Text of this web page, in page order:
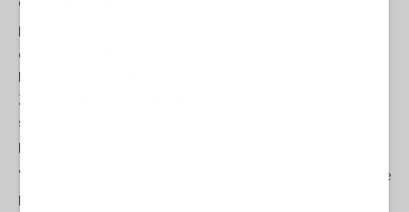
occasione dell'Assemblea Annuale 2026 della Via della Seta
Zhuang del Guangxi, nel sud della Cina, otto nuovi membri si
sono uniti all’Associazione della Via della Seta Marittima,
portando il numero complessivo degli aderenti a 375.
"Grazie al supporto coordinato dell'alleanza, i porti possono dare
priorità all'ormeggio e snellire le operazioni di gestione delle navi,